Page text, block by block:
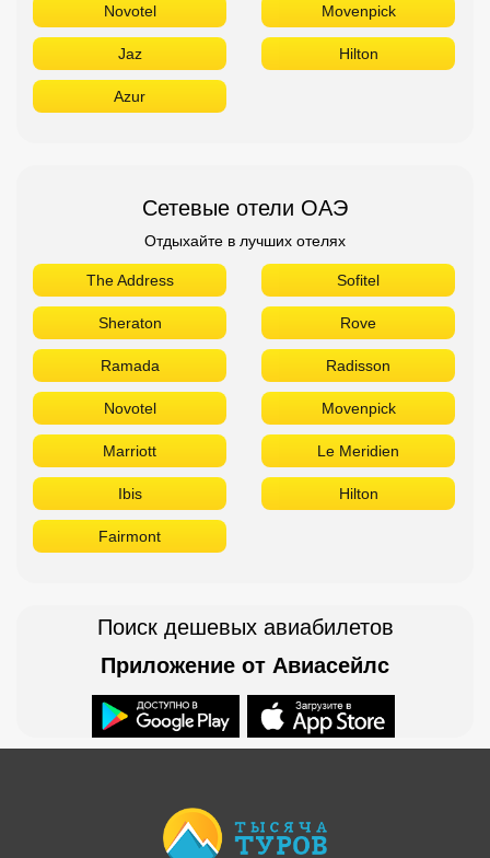
Novotel Movenpick
Jaz Hilton
Azur
Сетевые отели ОАЭ
Отдыхайте в лучших отелях
The Address Sofitel
Sheraton Rove
Ramada Radisson
Novotel Movenpick
Marriott Le Meridien
Ibis Hilton
Fairmont
Поиск дешевых авиабилетов
Приложение от Авиасейлс